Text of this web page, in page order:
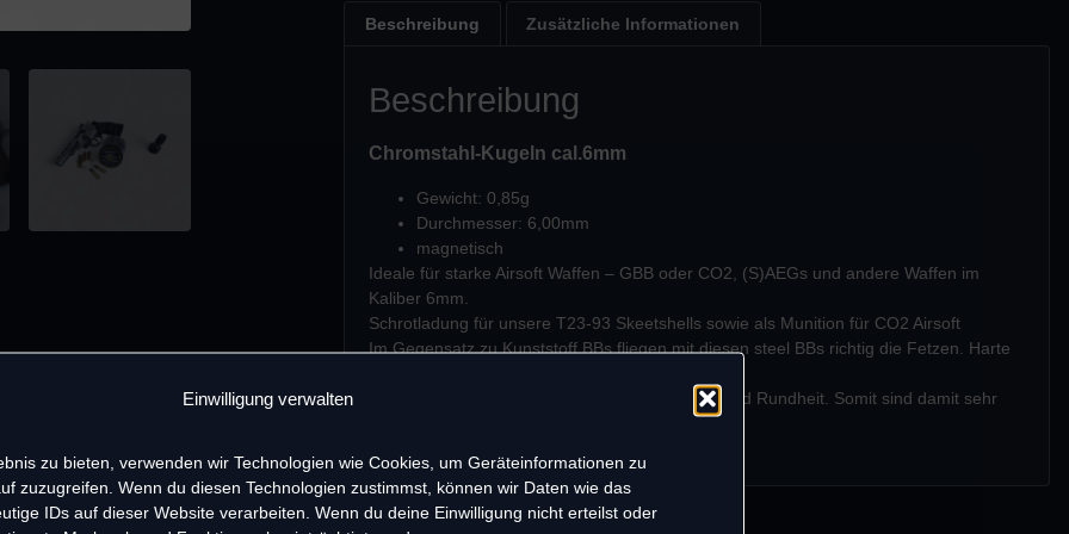
Einwilligung verwalten
zu bieten, verwenden wir Technologien wie Cookies, um Geräteinformationen zu
zuzugreifen. Wenn du diesen Technologien zustimmst, können wir Daten wie das
IDs auf dieser Website verarbeiten. Wenn du deine Einwilligung nicht erteilst oder
Beschreibung Zusätzliche Informationen
Beschreibung
Chromstahl-Kugeln cal.6mm
Gewicht: 0,85g
Durchmesser: 6,00mm
magnetisch
Ideale für starke Airsoft Waffen – GBB oder CO2, (S)AEGs und andere Waffen im
Kaliber 6mm.
Schrotladung für unsere T23-93 Skeetshells sowie als Munition für CO2 Airsoft
Im Gegensatz zu Kunststoff BBs fliegen mit diesen steel BBs richtig die Fetzen. Harte
Die Kugeln sind 100% präzise in Durchmesser und Rundheit. Somit sind damit sehr